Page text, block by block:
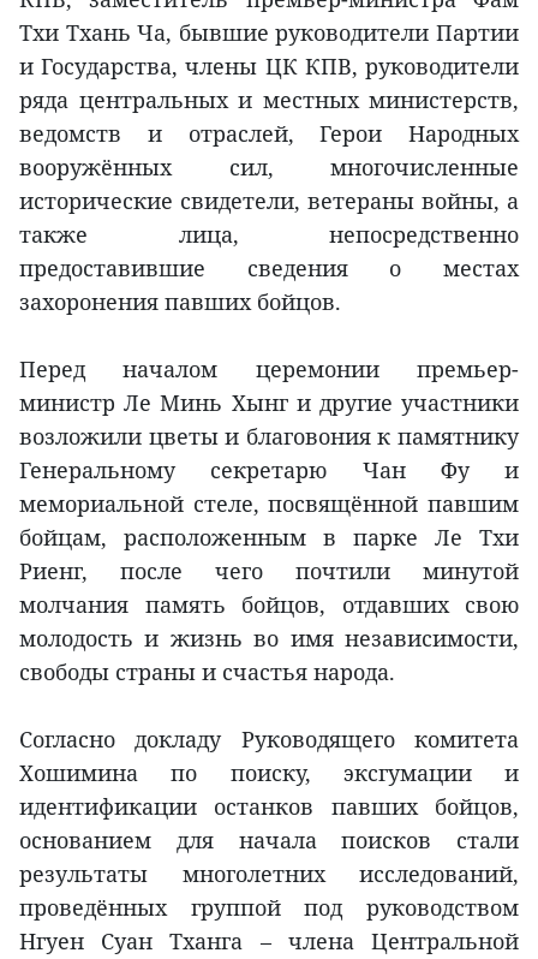
Тхи Тхань Ча, бывшие руководители Партии
и Государства, члены ЦК КПВ, руководители
ряда центральных и местных министерств,
ведомств и отраслей, Герои Народных
вооружённых сил, многочисленные
исторические свидетели, ветераны войны, а
также лица, непосредственно
предоставившие сведения о местах
захоронения павших бойцов.
Перед началом церемонии премьер-
министр Ле Минь Хынг и другие участники
возложили цветы и благовония к памятнику
Генеральному секретарю Чан Фу и
мемориальной стеле, посвящённой павшим
бойцам, расположенным в парке Ле Тхи
Риенг, после чего почтили минутой
молчания память бойцов, отдавших свою
молодость и жизнь во имя независимости,
свободы страны и счастья народа.
Согласно докладу Руководящего комитета
Хошимина по поиску, эксгумации и
идентификации останков павших бойцов,
основанием для начала поисков стали
результаты многолетних исследований,
проведённых группой под руководством
Нгуен Суан Тханга – члена Центральной